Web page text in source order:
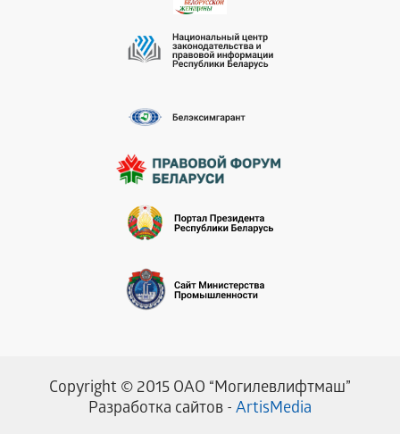
Разработка сайтов - ArtisMedia
Copyright © 2015 ОАО “Могилевлифтмаш”